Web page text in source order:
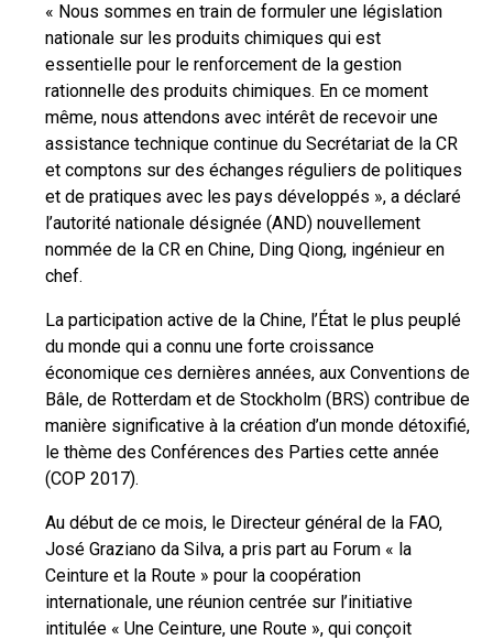
« Nous sommes en train de formuler une législation
nationale sur les produits chimiques qui est
essentielle pour le renforcement de la gestion
rationnelle des produits chimiques. En ce moment
même, nous attendons avec intérêt de recevoir une
assistance technique continue du Secrétariat de la CR
et comptons sur des échanges réguliers de politiques
et de pratiques avec les pays développés », a déclaré
l’autorité nationale désignée (AND) nouvellement
nommée de la CR en Chine, Ding Qiong, ingénieur en
chef.
La participation active de la Chine, l’État le plus peuplé
du monde qui a connu une forte croissance
économique ces dernières années, aux Conventions de
Bâle, de Rotterdam et de Stockholm (BRS) contribue de
manière significative à la création d’un monde détoxifié,
le thème des Conférences des Parties cette année
(COP 2017).
Au début de ce mois, le Directeur général de la FAO,
José Graziano da Silva, a pris part au Forum « la
Ceinture et la Route » pour la coopération
internationale, une réunion centrée sur l’initiative
intitulée « Une Ceinture, une Route », qui conçoit